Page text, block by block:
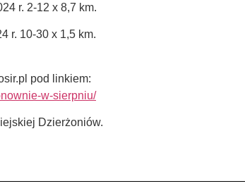
r. 2-12 x 8,7 km.
r. 10-30 x 1,5 km.
pod linkiem:
w-sierpniu/
Dzierżoniów.